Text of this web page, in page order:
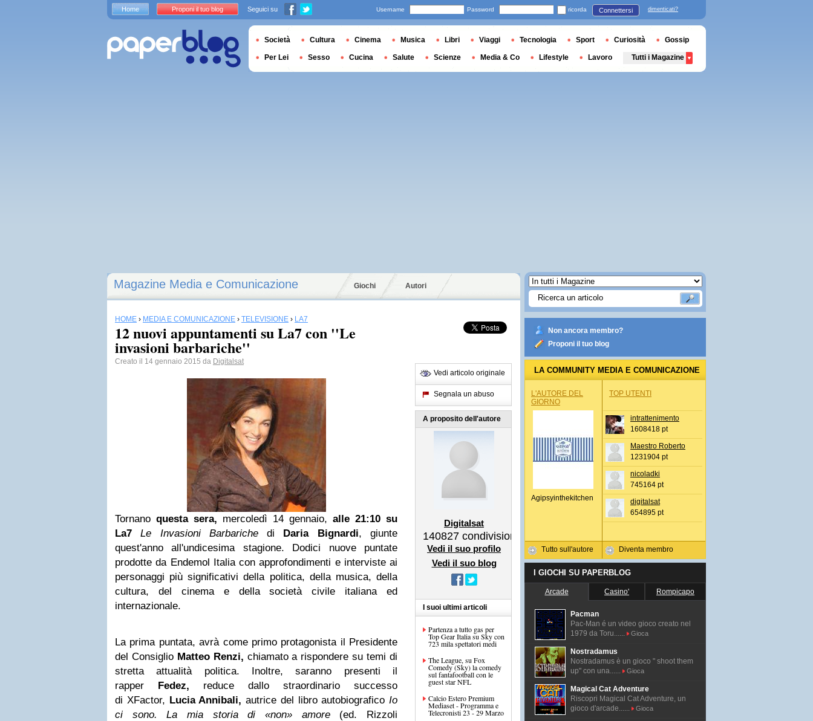
Magazine Media e Comunicazione Giochi Autori
HOME › MEDIA E COMUNICAZIONE › TELEVISIONE › LA7
12 nuovi appuntamenti su La7 con ''Le
invasioni barbariche''
Creato il 14 gennaio 2015 da Digitalsat
Tornano questa sera, mercoledì 14 gennaio, alle 21:10 su
La7
Le Invasioni Barbarichedi Daria Bignardi, giunte
quest'anno all'undicesima stagione. Dodici nuove puntate
prodotte da Endemol Italia con approfondimenti e interviste ai
personaggi più significativi della politica, della musica, della
cultura, del cinema e della società civile italiana ed
internazionale.
La prima puntata, avrà come primo protagonista il Presidente
del Consiglio Matteo Renzi, chiamato a rispondere su temi di
stretta attualità politica. Inoltre, saranno presenti il
rapper Fedez, reduce dallo straordinario successo
di XFactor, Lucia Annibali, autrice del libro autobiografico Io
ci sono. La mia storia di «non» amore(ed. Rizzoli
Vedi articolo originale
Segnala un abuso
A proposito dell'autore
Digitalsat
140827 condivisioni
Vedi il suo profilo
Vedi il suo blog
I suoi ultimi articoli
Partenza a tutto gas per
Top Gear Italia su Sky con
723 mila spettatori medi
The League, su Fox
Comedy (Sky) la comedy
sul fantafootball con le
guest star NFL
Calcio Estero Premium
Mediaset - Programma e
Telecronisti 23 - 29 Marzo
Non ancora membro?
Proponi il tuo blog
LA COMMUNITY MEDIA E COMUNICAZIONE
L'AUTORE DEL
GIORNO
Agipsyinthekitchen
Tutto sull'autore
TOP UTENTI
intrattenimento
1608418 pt
Maestro Roberto
1231904 pt
nicoladki
745164 pt
digitalsat
654895 pt
Diventa membro
I GIOCHI SU PAPERBLOG
Arcade Casino' Rompicapo
Pacman
Pac-Man é un video gioco creato nel
1979 da Toru......
Gioca
Nostradamus
Nostradamus è un gioco " shoot them
up" con una......
Gioca
Magical Cat Adventure
Riscopri Magical Cat Adventure, un
gioco d'arcade......
Gioca
Home Proponi il tuo blog Seguici su Username Password ricorda Connettersi dimenticati?
Società Cultura Cinema Musica Libri Viaggi Tecnologia Sport Curiosità Gossip
Per Lei Sesso Cucina Salute Scienze Media & Co Lifestyle Lavoro Tutti i Magazine